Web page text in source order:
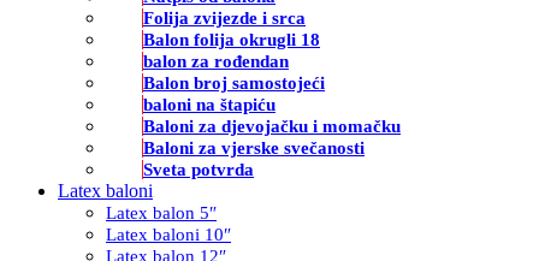
Folija zvijezde i srca
Balon folija okrugli 18
balon za rođendan
Balon broj samostojeći
baloni na štapiću
Baloni za djevojačku i momačku
Baloni za vjerske svečanosti
Sveta potvrda
Latex baloni
Latex balon 5″
Latex baloni 10″
Latex balon 12″